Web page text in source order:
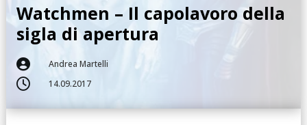
Watchmen – Il capolavoro della
sigla di apertura
 Andrea Martelli
 14.09.2017